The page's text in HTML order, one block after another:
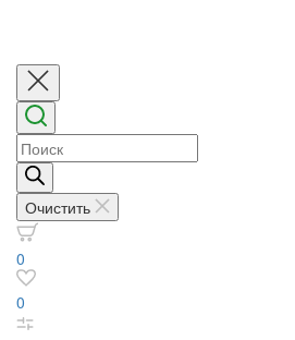
Поиск
товаров
Очистить
0
0